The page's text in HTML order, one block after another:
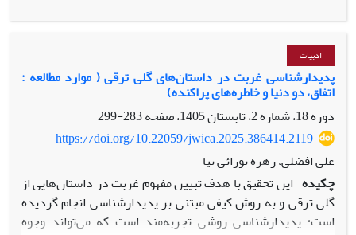
تا چه اندازه می‌تواند در بازسازی معنای تاریخ نقشی فعال ایفا کند.
مقاله با تکیه بر مفهوم «جنسیت به‌مثابه مقولۀ تحلیلی» در نظریۀ
جوان اسکات و مفهوم «اقتدار روایی زنان» در آرای سوزان لنزر،
نشان می‌دهد که اخلاق‌محوری کوروش‌نامه را نمی‌توان به‌تنهایی
نشانۀ زنانه بودن متن دانست؛ زیرا این ویژگی با گفتمان‌های
دیگری چون باستان‌گرایی پهلوی، اخلاق دینی، سنت تعلیمی فارسی
و الگوهای رایج روایت‌پردازی تاریخی نیز پیوند دارد. بااین‌حال،
بررسی شیوۀ توزیع مکث‌های روایی، کاهش توصیف خشونت،
حضور داورانۀ روایتگر، بازتعریف مشروعیت سیاسی، و حذف یا
محدودسازی صداهای زنانه نشان می‌دهد که عاملی درون همین
گفتمان‌های مسلط، امکان نوعی مداخلۀ روایی محدود، مذاکره‌گر و
متناقض را پدید می‌آورد؛ مداخله‌ای که می‌توان آن را در نسبت با
ادبیات
پدیدارشناسی غربت در داستان‌های گلی ترقی ( موارد مطالعه :
اتفاق، دو دنیا و خاطره‌‌‌‌های پراکنده)
دوره 18، شماره 2، تابستان 1405، صفحه
283-299
https://doi.org/10.22059/jwica.2025.386414.2119
علی افضلی، زهره نورائی نیا
چکیده این تحقیق با هدف تبیین مفهوم غربت در داستان‌هایی از
گلی ترقی و به روش کیفی مبتنی بر پدیدارشناسی انجام گردیده
است؛ پدیدارشناسی روشی تجربه‌مند است که می‌تواند وجوه